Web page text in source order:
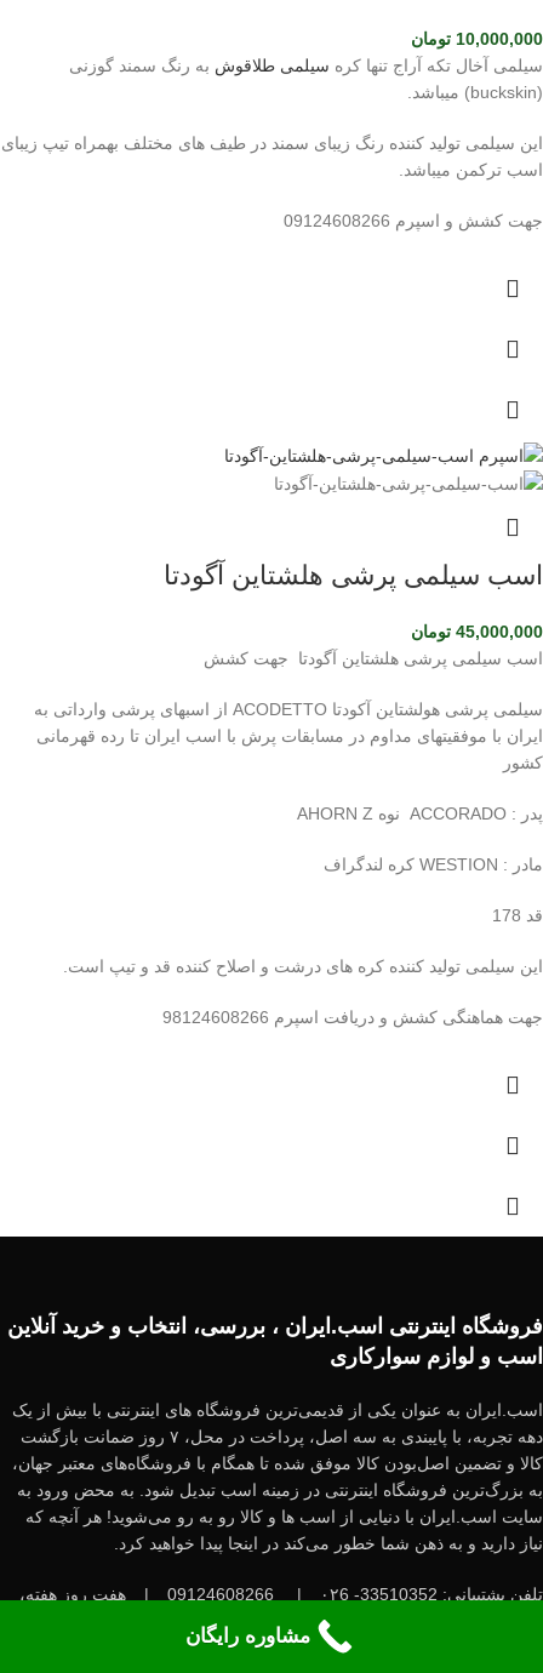
10,000,000 تومان
سیلمی آخال تکه آراج تنها کره سیلمی طلاقوش به رنگ سمند گوزنی
(buckskin) میباشد.
این سیلمی تولید کننده رنگ زیبای سمند در طیف های مختلف بهمراه تیپ زیبای
اسب ترکمن میباشد.
جهت کشش و اسپرم 09124608266
اسب سیلمی پرشی هلشتاین آگودتا
45,000,000 تومان
اسب سیلمی پرشی هلشتاین آگودتا جهت کشش
سیلمی پرشی هولشتاین آکودتا ACODETTO از اسبهای پرشی وارداتی به
ایران با موفقیتهای مداوم در مسابقات پرش با اسب ایران تا رده قهرمانی
کشور
پدر : ACCORADO نوه AHORN Z
مادر : WESTION کره لندگراف
قد 178
این سیلمی تولید کننده کره های درشت و اصلاح کننده قد و تیپ است.
جهت هماهنگی کشش و دریافت اسپرم 98124608266
فروشگاه اینترنتی اسب.ایران ، بررسی، انتخاب و خرید آنلاین
اسب و لوازم سوارکاری
اسب.ایران به عنوان یکی از قدیمی‌ترین فروشگاه های اینترنتی با بیش از یک
دهه تجربه، با پایبندی به سه اصل، پرداخت در محل، ۷ روز ضمانت بازگشت
کالا و تضمین اصل‌بودن کالا موفق شده تا همگام با فروشگاه‌های معتبر جهان،
به بزرگ‌ترین فروشگاه اینترنتی در زمینه اسب تبدیل شود. به محض ورود به
سایت اسب.ایران با دنیایی از اسب ها و کالا رو به رو می‌شوید! هر آنچه که
نیاز دارید و به ذهن شما خطور می‌کند در اینجا پیدا خواهید کرد.
تلفن پشتیبانی: 33510352- ۰۲6 |
|
هفت روز هفته،
مشاوره رایگان